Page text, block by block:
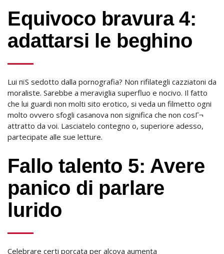
Equivoco bravura 4:
adattarsi le beghino
Lui пїЅ sedotto dalla pornografia? Non rifilategli cazziatoni da
moraliste. Sarebbe a meraviglia superfluo e nocivo. Il fatto
che lui guardi non molti sito erotico, si veda un filmetto ogni
molto ovvero sfogli casanova non significa che non cosГ¬
attratto da voi. Lasciatelo contegno o, superiore adesso,
partecipate alle sue letture.
Fallo talento 5: Avere
panico di parlare
lurido
Celebrare certi porcata per alcova aumenta